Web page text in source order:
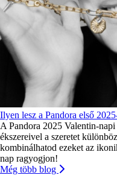
Ilyen lesz a Pandora első
A Pandora 2025 Valentin-
ékszereivel a szeretet
kombinálhatod ezeket az
nap ragyogjon!
Még több blog